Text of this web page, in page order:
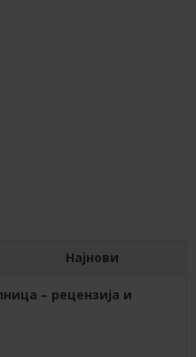
Најнови
– рецензија и